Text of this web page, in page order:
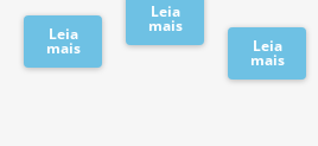
Leia
mais
Leia
mais
Leia
mais